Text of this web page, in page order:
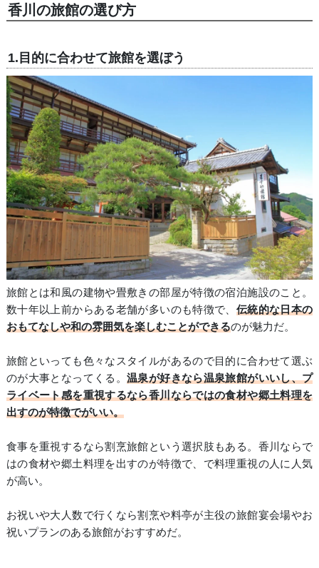
香川の旅館の選び方
1.目的に合わせて旅館を選ぼう
旅館とは和風の建物や畳敷きの部屋が特徴の宿泊施設のこと。
数十年以上前からある老舗が多いのも特徴で、 伝統的な日本の
おもてなしや和の雰囲気を楽しむことができるのが魅力だ。
旅館といっても色々なスタイルがあるので目的に合わせて選ぶ
のが大事となってくる。温泉が好きなら温泉旅館がいいし、プ
ライベート感を重視するなら香川ならではの食材や郷土料理を
出すのが特徴でがいい。
食事を重視するなら割烹旅館という選択肢もある。香川ならで
はの食材や郷土料理を出すのが特徴で、で料理重視の人に人気
が高い。
お祝いや大人数で行くなら割烹や料亭が主役の旅館宴会場やお
祝いプランのある旅館がおすすめだ。